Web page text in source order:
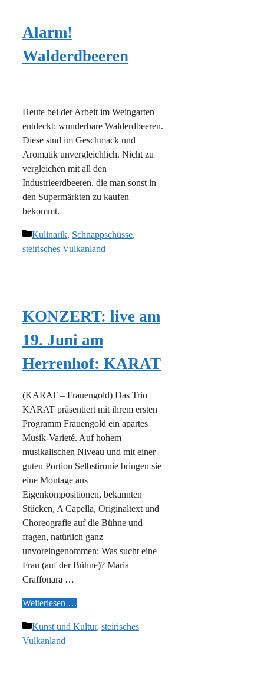
Alarm!
Walderdbeeren
Heute bei der Arbeit im Weingarten
entdeckt: wunderbare Walderdbeeren.
Diese sind im Geschmack und
Aromatik unvergleichlich. Nicht zu
vergleichen mit all den
Industrieerdbeeren, die man sonst in
den Supermärkten zu kaufen
bekommt.
Kategorien
Kulinarik, Schnappschüsse,
steirisches Vulkanland
KONZERT: live am
19. Juni am
Herrenhof: KARAT
(KARAT – Frauengold) Das Trio
KARAT präsentiert mit ihrem ersten
Programm Frauengold ein apartes
Musik-Varieté. Auf hohem
musikalischen Niveau und mit einer
guten Portion Selbstironie bringen sie
eine Montage aus
Eigenkompositionen, bekannten
Stücken, A Capella, Originaltext und
Choreografie auf die Bühne und
fragen, natürlich ganz
unvoreingenommen: Was sucht eine
Frau (auf der Bühne)? Maria
Craffonara …
Weiterlesen …
Kategorien
Kunst und Kultur, steirisches
Vulkanland